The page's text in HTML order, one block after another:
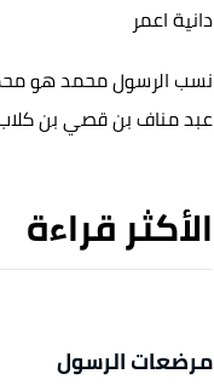
دانية اعمر
نسب الرسول محمد هو
عبد مناف بن قصي بن
الأكثر قراءة
مرضعات الرسول